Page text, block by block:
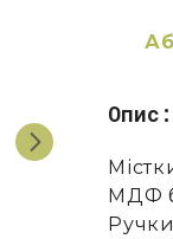
Опис:
МДФ